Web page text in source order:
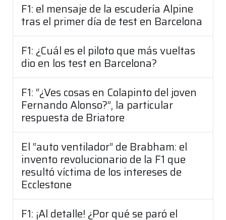
F1: el mensaje de la escudería Alpine
tras el primer día de test en Barcelona
F1: ¿Cuál es el piloto que más vueltas
dio en los test en Barcelona?
F1: “¿Ves cosas en Colapinto del joven
Fernando Alonso?”, la particular
respuesta de Briatore
El “auto ventilador” de Brabham: el
invento revolucionario de la F1 que
resultó víctima de los intereses de
Ecclestone
F1: ¡Al detalle! ¿Por qué se paró el